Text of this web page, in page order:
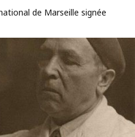
de Marseille signée